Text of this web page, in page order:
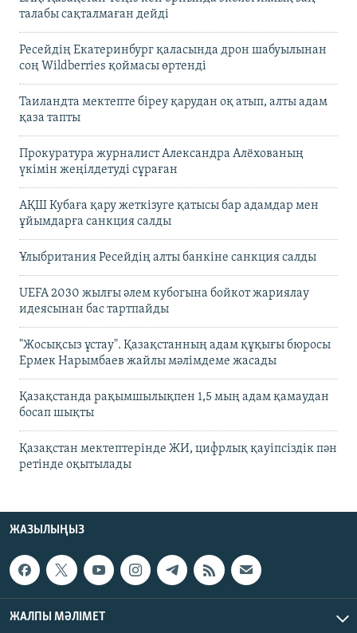
талабы сақталмаған дейді
Ресейдің Екатеринбург қаласында дрон шабуылынан
соң Wildberries қоймасы өртенді
Таиландта мектепте біреу қарудан оқ атып, алты адам
қаза тапты
Прокуратура журналист Александра Алёхованың
үкімін жеңілдетуді сұраған
АҚШ Кубаға қару жеткізуге қатысы бар адамдар мен
ұйымдарға санкция салды
Ұлыбритания Ресейдің алты банкіне санкция салды
UEFA 2030 жылғы әлем кубогына бойкот жариялау
идеясынан бас тартпайды
"Жосықсыз ұстау". Қазақстанның адам құқығы бюросы
Ермек Нарымбаев жайлы мәлімдеме жасады
Қазақстанда рақымшылықпен 1,5 мың адам қамаудан
босап шықты
Қазақстан мектептерінде ЖИ, цифрлық қауіпсіздік пән
ретінде оқытылады
ЖАЗЫЛЫҢЫЗ
ЖАЛПЫ МӘЛІМЕТ